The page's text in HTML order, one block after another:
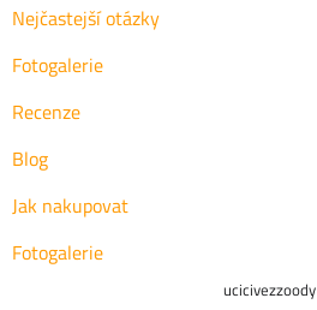
Nejčastejší otázky
Fotogalerie
Recenze
Blog
Jak nakupovat
Fotogalerie
ucicivezzoody